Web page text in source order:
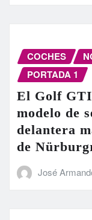
COCHES
PORTADA 1
El Golf
modelo de
delantera
de
José